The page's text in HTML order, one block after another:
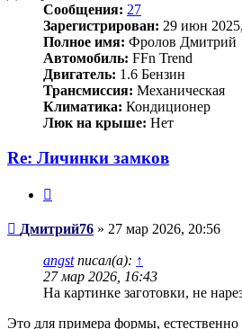
Сообщения: 27
Зарегистрирован: 29 июн
Полное имя: Фролов Дмитрий
Автомобиль: FFn Trend
Двигатель: 1.6 Бензин
Трансмиссия: Механическая
Климатика: Кондиционер
Люк на крыше: Нет
Re: Личинки замков
Сообщение
Дмитрий76 » 27 мар 2026, 20:56
angstписал(а): ↑
27 мар 2026, 16:43
На картинке заготовки, не
Это для примера формы,